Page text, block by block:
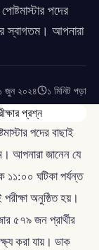
পদের
স্বাগতম। আপনারা
জুন ২০২৪ ১ মিনিট পড়া
পদের বাছাই
আপনারা জানেন যে
১১:০০ ঘটিকা পর্যন্ত
পরীক্ষা অনুষ্ঠিত হয়।
৫৭৯ জন প্রার্থীর
করা যায়। ডাক